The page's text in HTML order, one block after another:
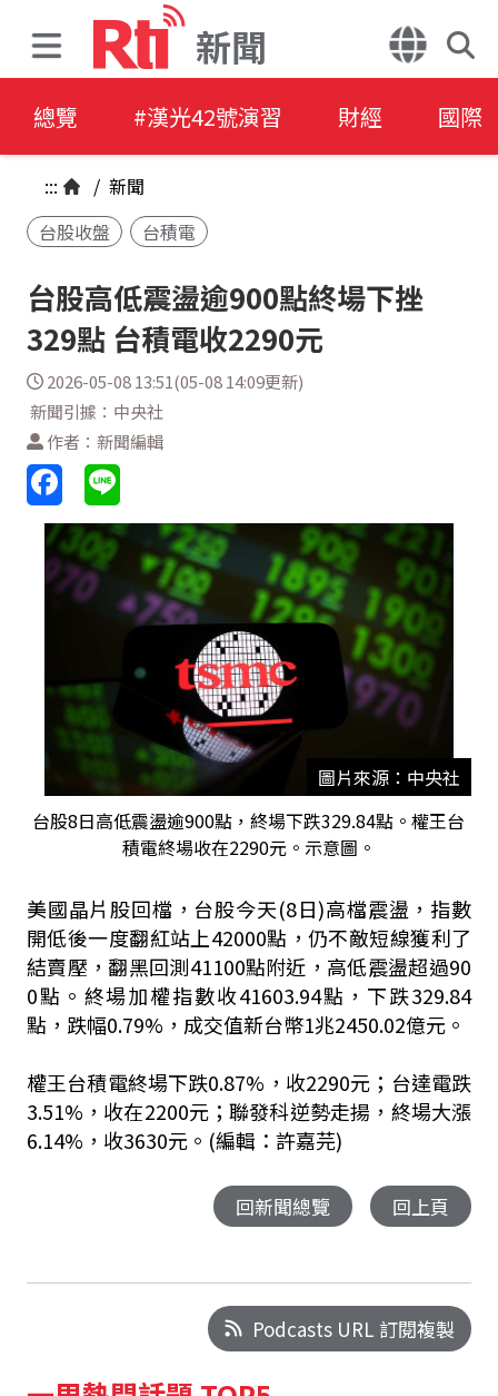
新聞
總覽 #漢光42號演習 財經 國際
::: / 新聞
台股收盤
台積電
台股高低震盪逾900點終場下挫
329點 台積電收2290元
2026-05-08 13:51(05-08 14:09更新)
新聞引據：中央社
作者：新聞編輯
圖片來源：中央社
台股8日高低震盪逾900點，終場下跌329.84點。權王台
積電終場收在2290元。示意圖。
美國晶片股回檔，台股今天(8日)高檔震盪，指數
開低後一度翻紅站上42000點，仍不敵短線獲利了
結賣壓，翻黑回測41100點附近，高低震盪超過90
0點。終場加權指數收41603.94點，下跌329.84
點，跌幅0.79%，成交值新台幣1兆2450.02億元。
權王台積電終場下跌0.87%，收2290元；台達電跌
3.51%，收在2200元；聯發科逆勢走揚，終場大漲
6.14%，收3630元。(編輯：許嘉芫)
回新聞總覽 回上頁
Podcasts URL 訂閱複製